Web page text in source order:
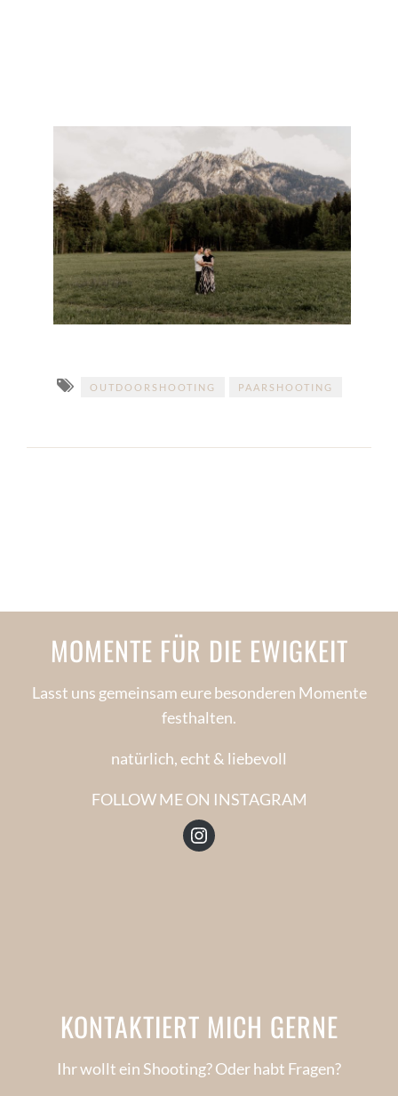
OUTDOORSHOOTING PAARSHOOTING
MOMENTE FÜR DIE EWIGKEIT
Lasst uns gemeinsam eure besonderen Momente
festhalten.
natürlich, echt & liebevoll
FOLLOW ME ON INSTAGRAM
Instagram
KONTAKTIERT MICH GERNE
Ihr wollt ein Shooting? Oder habt Fragen?